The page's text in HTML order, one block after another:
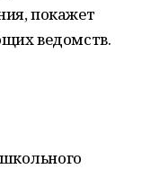
покажет
ведомств.